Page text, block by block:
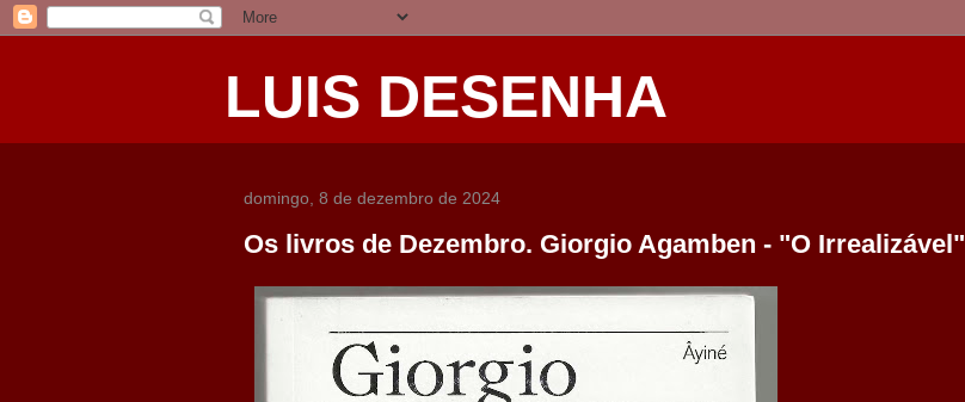
LUIS DESENHA
domingo, 8 de dezembro de 2024
Os livros de Dezembro. Giorgio Agamben - "O Irrealizável"